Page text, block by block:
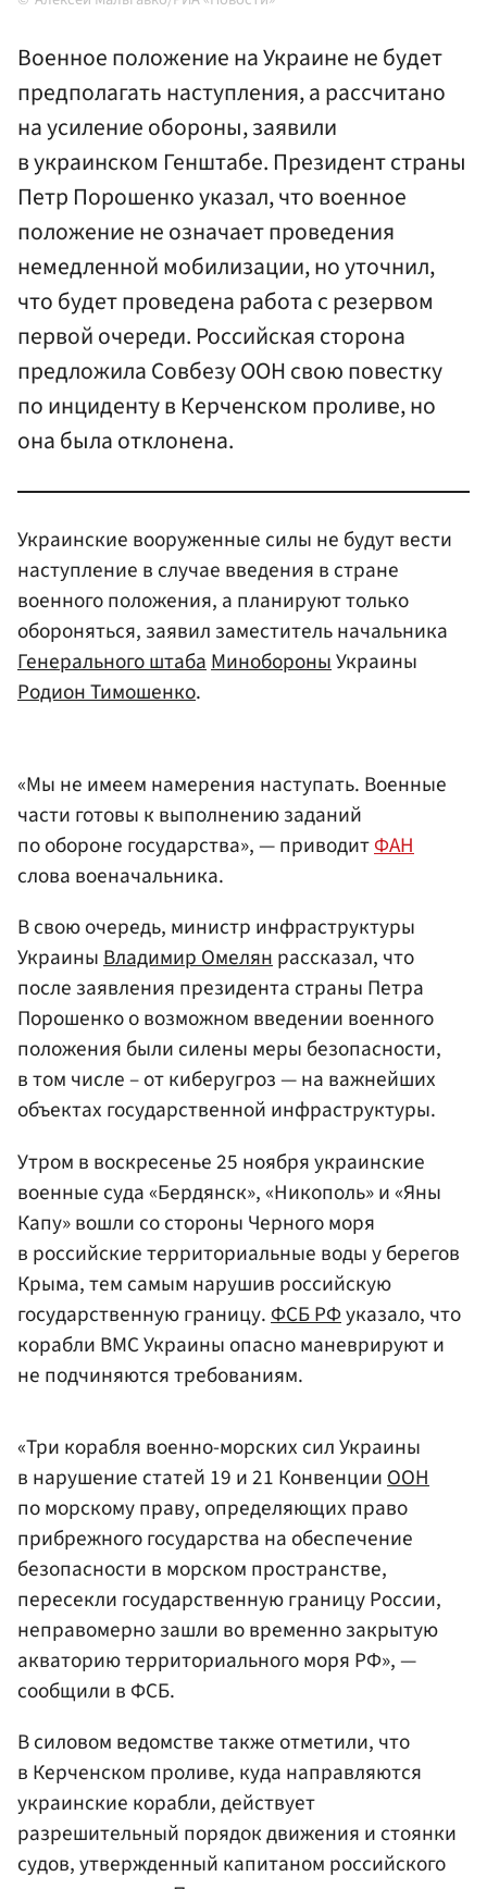
Военное положение на Украине не будет
предполагать наступления, а рассчитано
на усиление обороны, заявили
в украинском Генштабе. Президент страны
Петр Порошенко указал, что военное
положение не означает проведения
немедленной мобилизации, но уточнил,
что будет проведена работа с резервом
первой очереди. Российская сторона
предложила Совбезу ООН свою повестку
по инциденту в Керченском проливе, но
она была отклонена.
Украинские вооруженные силы не будут вести
наступление в случае введения в стране
военного положения, а планируют только
обороняться, заявил заместитель начальника
Генерального штабаМинобороныУкраины
Родион Тимошенко.
«Мы не имеем намерения наступать. Военные
части готовы к выполнению заданий
по обороне государства», — приводитФАН
слова военачальника.
В свою очередь, министр инфраструктуры
УкраиныВладимир Омелянрассказал, что
после заявления президента страны Петра
Порошенко о возможном введении военного
положения были силены меры безопасности,
в том числе – от киберугроз — на важнейших
объектах государственной инфраструктуры.
Утром в воскресенье 25 ноября украинские
военные суда «Бердянск», «Никополь» и «Яны
Капу» вошли со стороны Черного моря
в российские территориальные воды у берегов
Крыма, тем самым нарушив российскую
государственную границу.ФСБ РФуказало, что
корабли ВМС Украины опасно маневрируют и
не подчиняются требованиям.
«Три корабля военно-морских сил Украины
в нарушение статей 19 и 21 КонвенцииООН
по морскому праву, определяющих право
прибрежного государства на обеспечение
безопасности в морском пространстве,
пересекли государственную границу России,
неправомерно зашли во временно закрытую
акваторию территориального моря РФ», —
сообщили в ФСБ.
В силовом ведомстве также отметили, что
в Керченском проливе, куда направляются
украинские корабли, действует
разрешительный порядок движения и стоянки
судов, утвержденный капитаном российского